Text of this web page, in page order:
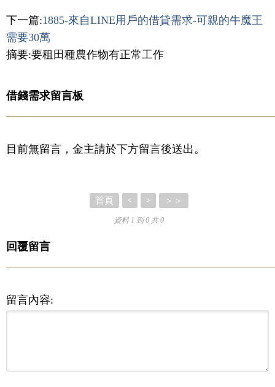
下一篇:1885-來自LINE用戶的借貸需求-可親的牛魔王
需要30萬
摘要:要租田種農作物有正常工作
借錢需求留言板
目前無留言，金主請於下方留言後送出。
首頁 < > ＞＞
資料 1 到 0 共 0
回覆留言
留言內容: